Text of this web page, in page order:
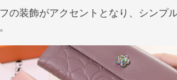
の装飾がアクセントとなり、シンプ